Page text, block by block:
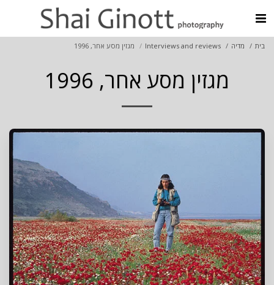
בית מדיה Interviews and reviews מגזין מסע אחר, 1996
מגזין מסע אחר, 1996